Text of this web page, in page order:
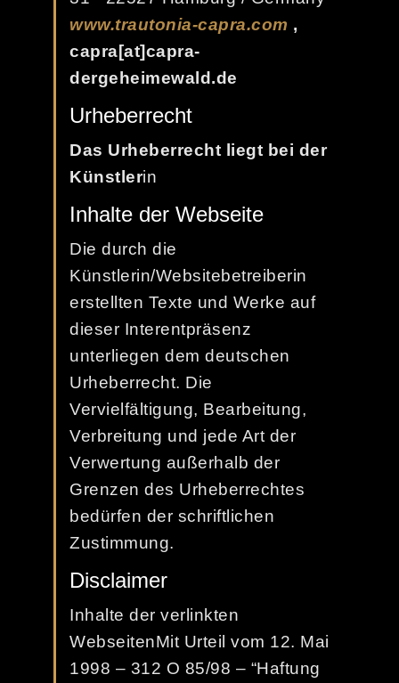
www.trautonia-capra.com ,
capra[at]capra-
dergeheimewald.de
Urheberrecht
Das Urheberrecht liegt bei der
Künstlerin
Inhalte der Webseite
Die durch die
Künstlerin/Websitebetreiberin
erstellten Texte und Werke auf
dieser Interentpräsenz
unterliegen dem deutschen
Urheberrecht. Die
Vervielfältigung, Bearbeitung,
Verbreitung und jede Art der
Verwertung außerhalb der
Grenzen des Urheberrechtes
bedürfen der schriftlichen
Zustimmung.
Disclaimer
Inhalte der verlinkten
WebseitenMit Urteil vom 12. Mai
1998 – 312 O 85/98 – “Haftung